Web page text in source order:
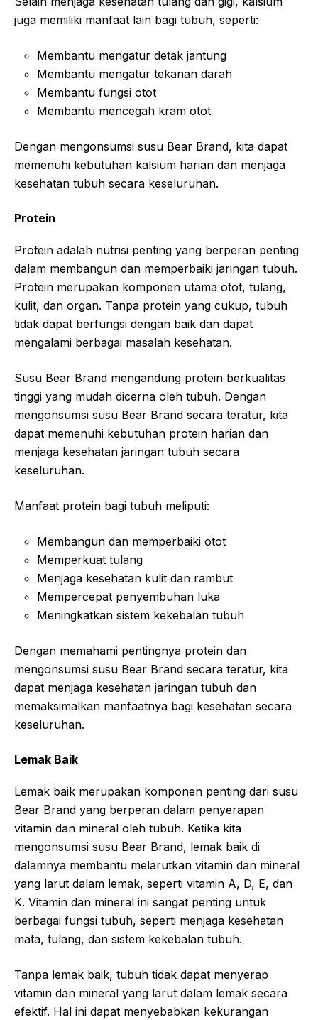
juga memiliki manfaat lain bagi tubuh, seperti:
Membantu mengatur detak jantung
Membantu mengatur tekanan darah
Membantu fungsi otot
Membantu mencegah kram otot
Dengan mengonsumsi susu Bear Brand, kita dapat
memenuhi kebutuhan kalsium harian dan menjaga
kesehatan tubuh secara keseluruhan.
Protein
Protein adalah nutrisi penting yang berperan penting
dalam membangun dan memperbaiki jaringan tubuh.
Protein merupakan komponen utama otot, tulang,
kulit, dan organ. Tanpa protein yang cukup, tubuh
tidak dapat berfungsi dengan baik dan dapat
mengalami berbagai masalah kesehatan.
Susu Bear Brand mengandung protein berkualitas
tinggi yang mudah dicerna oleh tubuh. Dengan
mengonsumsi susu Bear Brand secara teratur, kita
dapat memenuhi kebutuhan protein harian dan
menjaga kesehatan jaringan tubuh secara
keseluruhan.
Manfaat protein bagi tubuh meliputi:
Membangun dan memperbaiki otot
Memperkuat tulang
Menjaga kesehatan kulit dan rambut
Mempercepat penyembuhan luka
Meningkatkan sistem kekebalan tubuh
Dengan memahami pentingnya protein dan
mengonsumsi susu Bear Brand secara teratur, kita
dapat menjaga kesehatan jaringan tubuh dan
memaksimalkan manfaatnya bagi kesehatan secara
keseluruhan.
Lemak Baik
Lemak baik merupakan komponen penting dari susu
Bear Brand yang berperan dalam penyerapan
vitamin dan mineral oleh tubuh. Ketika kita
mengonsumsi susu Bear Brand, lemak baik di
dalamnya membantu melarutkan vitamin dan mineral
yang larut dalam lemak, seperti vitamin A, D, E, dan
K. Vitamin dan mineral ini sangat penting untuk
berbagai fungsi tubuh, seperti menjaga kesehatan
mata, tulang, dan sistem kekebalan tubuh.
Tanpa lemak baik, tubuh tidak dapat menyerap
vitamin dan mineral yang larut dalam lemak secara
efektif. Hal ini dapat menyebabkan kekurangan